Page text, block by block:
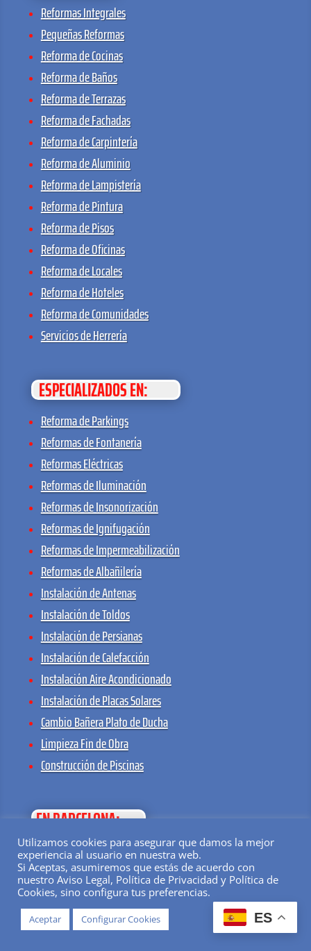
Reformas Integrales
Pequeñas Reformas
Reforma de Cocinas
Reforma de Baños
Reforma de Terrazas
Reforma de Fachadas
Reforma de Carpintería
Reforma de Aluminio
Reforma de Lampistería
Reforma de Pintura
Reforma de Pisos
Reforma de Oficinas
Reforma de Locales
Reforma de Hoteles
Reforma de Comunidades
Servicios de Herrería
ESPECIALIZADOS EN:
Reforma de Parkings
Reformas de Fontanería
Reformas Eléctricas
Reformas de Iluminación
Reformas de Insonorización
Reformas de Ignifugación
Reformas de Impermeabilización
Reformas de Albañilería
Instalación de Antenas
Instalación de Toldos
Instalación de Persianas
Instalación de Calefacción
Instalación Aire Acondicionado
Instalación de Placas Solares
Cambio Bañera Plato de Ducha
Limpieza Fin de Obra
Construcción de Piscinas
EN BARCELONA:
Reformas Barcelona Eixample
Reformas Barcelona Diagonal
Reformas Barcelona Gracia
Reformas Barcelona Ciutat Vella
Reformas Barcelona Nou Barris
Utilizamos cookies para asegurar que damos la mejor
experiencia al usuario en nuestra web.
Si Aceptas, asumiremos que estás de acuerdo con
nuestro Aviso Legal, Política de Privacidad y Política de
Cookies, sino configura tus preferencias.
Aceptar Configurar Cookies ES